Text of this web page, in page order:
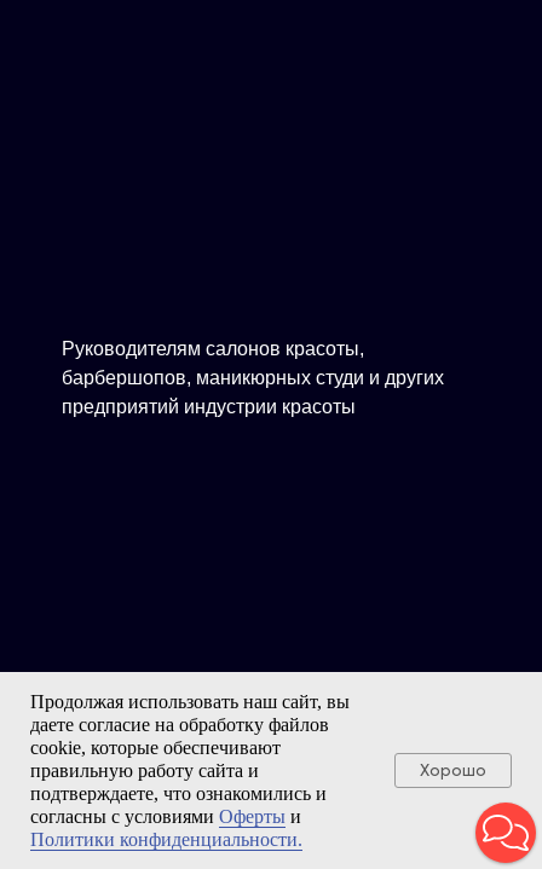
Руководителям салонов красоты,
барбершопов, маникюрных студи и других
предприятий индустрии красоты
Экспертам, которые развивают салоны,
прокачивают свою экспертизу и дают
клиентам только актуальные решения
Продолжая использовать наш сайт, вы
даете согласие на обработку файлов
cookie, которые обеспечивают
правильную работу сайта и
подтверждаете, что ознакомились и
согласны с условиями Оферты и
Политики конфиденциальности.
Хорошо